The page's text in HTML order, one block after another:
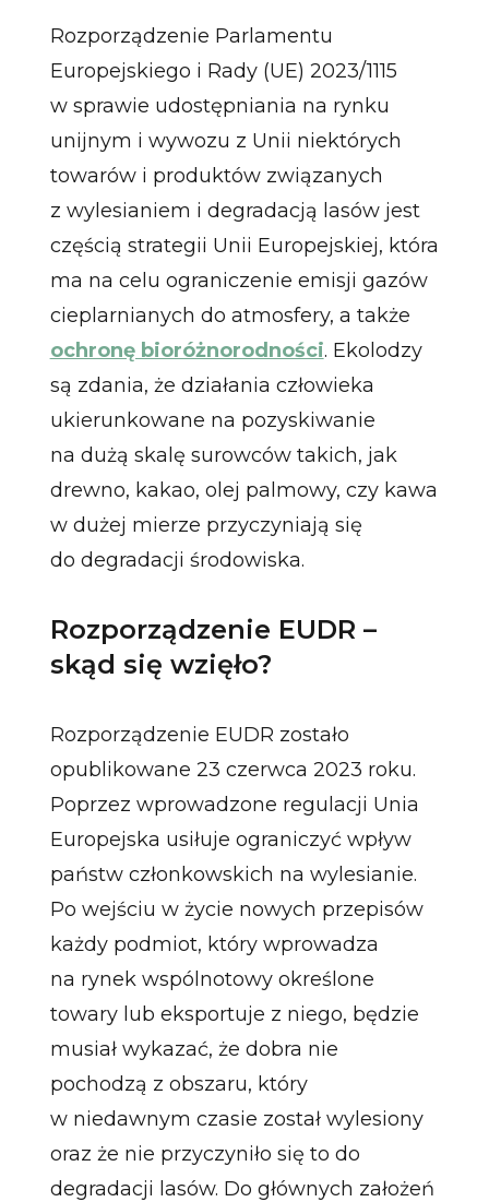
Rozporządzenie Parlamentu
Europejskiego i Rady (UE) 2023/1115
w sprawie udostępniania na rynku
unijnym i wywozu z Unii niektórych
towarów i produktów związanych
z wylesianiem i degradacją lasów jest
częścią strategii Unii Europejskiej, która
ma na celu ograniczenie emisji gazów
cieplarnianych do atmosfery, a także
ochronę bioróżnorodności. Ekolodzy
są zdania, że działania człowieka
ukierunkowane na pozyskiwanie
na dużą skalę surowców takich, jak
drewno, kakao, olej palmowy, czy kawa
w dużej mierze przyczyniają się
do degradacji środowiska.
Rozporządzenie EUDR –
skąd się wzięło?
Rozporządzenie EUDR zostało
opublikowane 23 czerwca 2023 roku.
Poprzez wprowadzone regulacji Unia
Europejska usiłuje ograniczyć wpływ
państw członkowskich na wylesianie.
Po wejściu w życie nowych przepisów
każdy podmiot, który wprowadza
na rynek wspólnotowy określone
towary lub eksportuje z niego, będzie
musiał wykazać, że dobra nie
pochodzą z obszaru, który
w niedawnym czasie został wylesiony
oraz że nie przyczyniło się to do
degradacji lasów. Do głównych założeń